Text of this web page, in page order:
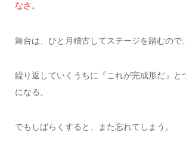
なさ。
舞台は、ひと月稽古してステージを踏むので、
繰り返していくうちに『これが完成形だ』と
になる。
でもしばらくすると、また忘れてしまう。